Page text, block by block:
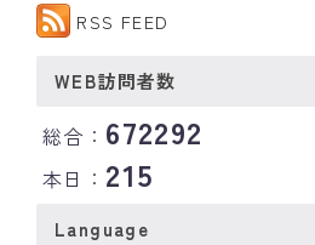
RSS FEED
WEB訪問者数
総合： 672292
本日： 215
Language